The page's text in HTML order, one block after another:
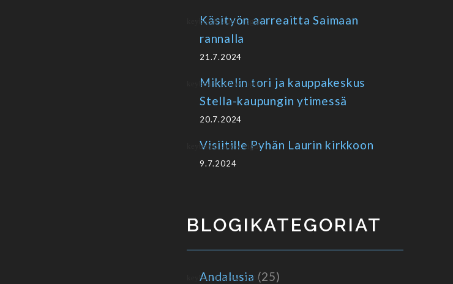
Käsityön aarreaitta Saimaan
rannalla
21.7.2024
Mikkelin tori ja kauppakeskus
Stella-kaupungin ytimessä
20.7.2024
Visiitille Pyhän Laurin kirkkoon
9.7.2024
BLOGIKATEGORIAT
Andalusia (25)